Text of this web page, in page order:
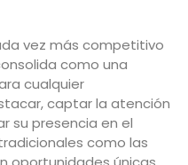
vez más competitivo
como una
cualquier
captar la atención
su presencia en el
como las